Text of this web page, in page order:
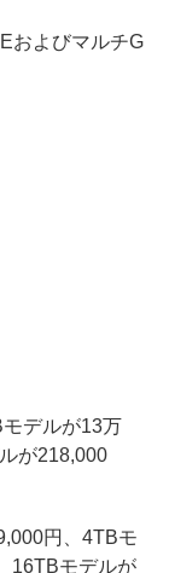
およびマルチG
デルが13万
が218,000
円、4TBモ
16TBモデルが